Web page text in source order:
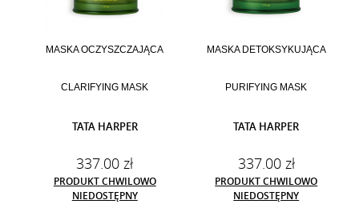
MASKA OCZYSZCZAJĄCA
CLARIFYING MASK
TATA HARPER
337.00 zł
PRODUKT CHWILOWO
NIEDOSTĘPNY
MASKA DETOKSYKUJĄCA
PURIFYING MASK
TATA HARPER
337.00 zł
PRODUKT CHWILOWO
NIEDOSTĘPNY